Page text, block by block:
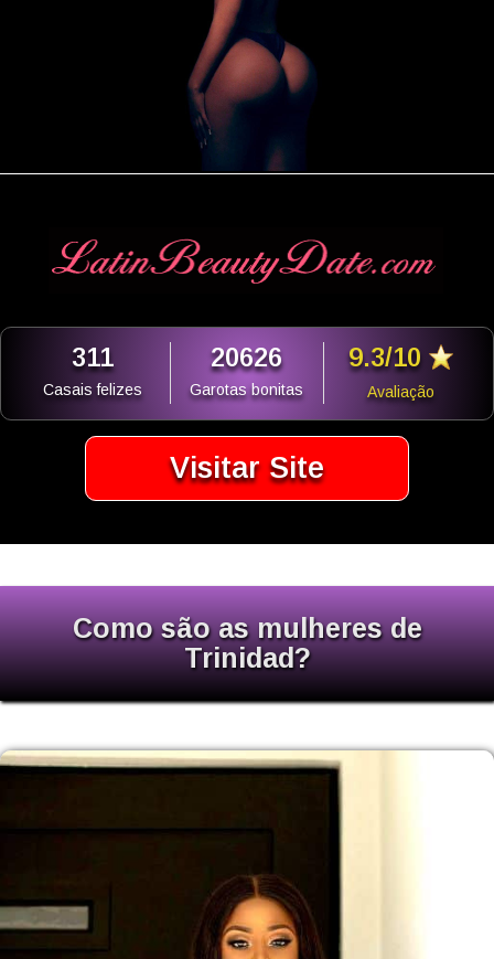
311
Casais felizes
20626
Garotas bonitas
9.3/10
Avaliação
Visitar Site
Como são as mulheres de
Trinidad?